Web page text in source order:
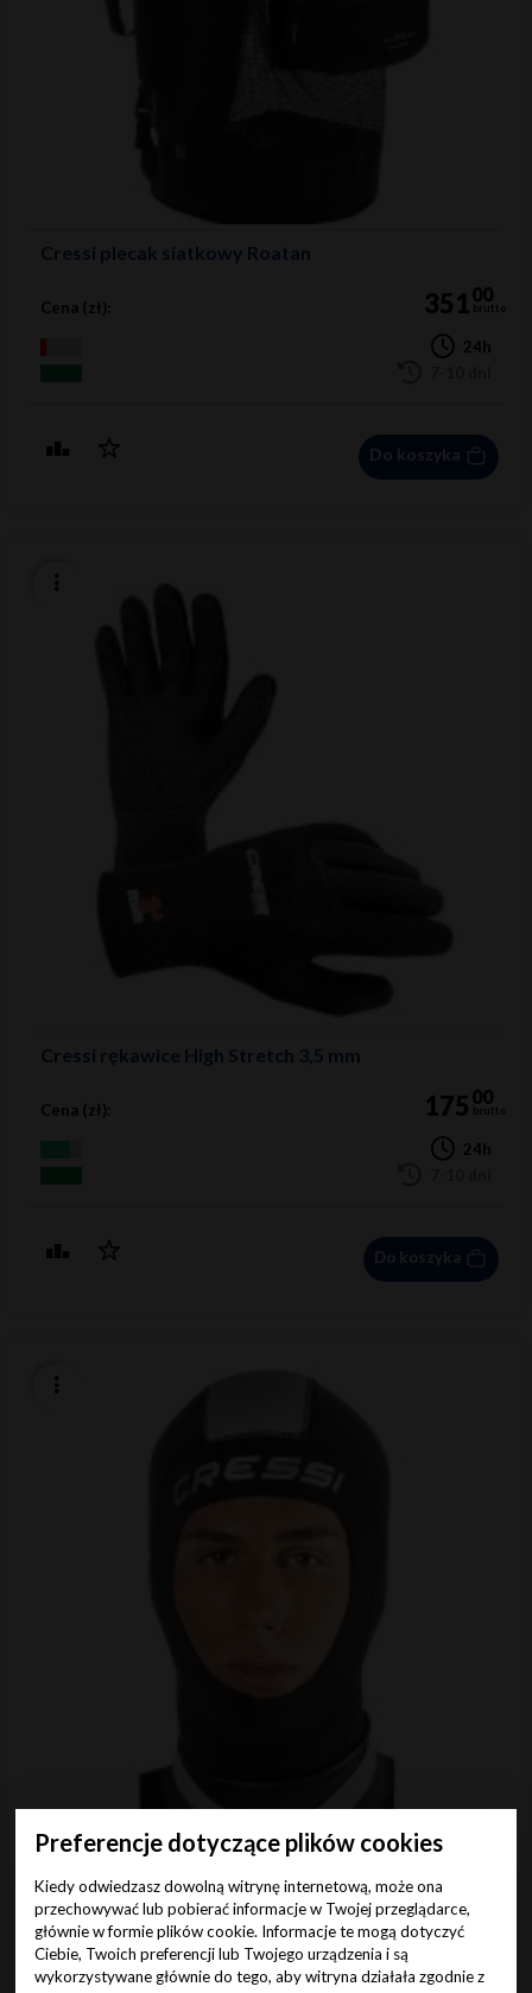
Preferencje dotyczące plików cookies
Kiedy odwiedzasz dowolną witrynę internetową, może ona
przechowywać lub pobierać informacje w Twojej przeglądarce,
głównie w formie plików cookie. Informacje te mogą dotyczyć
Ciebie, Twoich preferencji lub Twojego urządzenia i są
wykorzystywane głównie do tego, aby witryna działała zgodnie z
Cressi plecak siatkowy Roatan
Cena (zł): 35100
brutto
24h
Do koszyka
Cressi rękawice High Stretch 3,5 mm
Cena (zł): 175 00
brutto
24h
Do koszyka
Cressi kaptur Draget Plus 5 mm męski
Cena (zł): 175
7-10 dni